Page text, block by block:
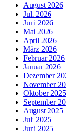
August 2026
Juli 2026
Juni 2026
Mai 2026
April 2026
März 2026
Februar 2026
Januar 2026
Dezember
November
Oktober 2025
September
August 2025
Juli 2025
Juni 2025